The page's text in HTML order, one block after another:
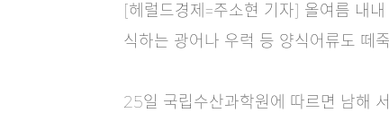
[헤럴드경제=주소현 기자] 올여름 내
식하는 광어나 우럭 등 양식어류도 떼
25일 국립수산과학원에 따르면 남해